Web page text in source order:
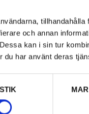
tillhandahålla
och annan
kan i sin tur
du har använt deras